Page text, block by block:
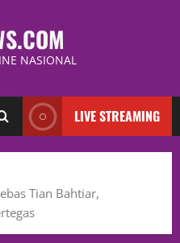
NASIONAL
LIVE STREAMING
Tian Bahtiar,